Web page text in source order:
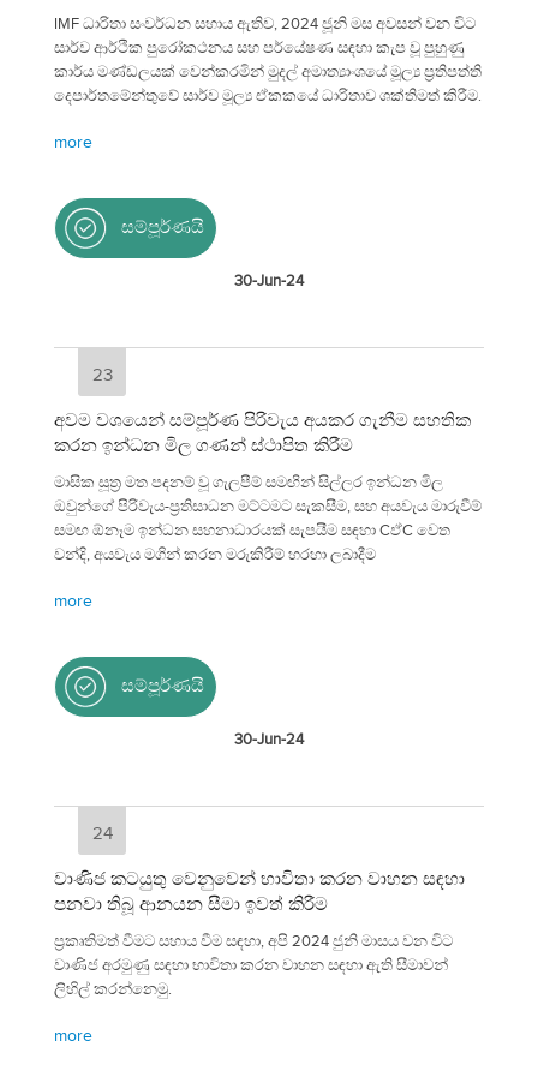
IMF ධාරිතා සංවර්ධන සහාය ඇතිව, 2024 ජූනි මස අවසන් වන විට
සාර්ව ආර්ථික පුරෝකථනය සහ පර්යේෂණ සඳහා කැප වූ පුහුණු
කාර්ය මණ්ඩලයක් වෙන්කරමින් මුදල් අමාත්‍යාංශයේ මූල්‍ය ප්‍රතිපත්ති
දෙපාර්තමේන්තුවේ සාර්ව මූල්‍ය ඒකකයේ ධාරිතාව ශක්තිමත් කිරීම.
more
සම්පූර්ණයි
30-Jun-24
23
අවම වශයෙන් සම්පූර්ණ පිරිවැය අයකර ගැනීම සහතික
කරන ඉන්ධන මිල ගණන් ස්ථාපිත කිරීම
මාසික සූත්‍ර මත පදනම් වූ ගැලපීම් සමඟින් සිල්ලර ඉන්ධන මිල
ඔවුන්ගේ පිරිවැය-ප්‍රතිසාධන මට්ටමට සැකසීම, සහ අයවැය මාරුවීම්
සමඟ ඕනෑම ඉන්ධන සහනාධාරයක් සැපයීම සඳහා Cඵ්C වෙත
වන්දි, අයවැය මගින් කරන මරුකිරීම් හරහා ලබාදීම
more
සම්පූර්ණයි
30-Jun-24
24
වාණිජ කටයුතු වෙනුවෙන් භාවිතා කරන වාහන සඳහා
පනවා තිබූ ආනයන සීමා ඉවත් කිරීම
ප්‍රකෘතිමත් වීමට සහාය වීම සඳහා, අපි 2024 ජුනි මාසය වන විට
වාණිජ අරමුණු සඳහා භාවිතා කරන වාහන සඳහා ඇති සීමාවන්
ලිහිල් කරන්නෙමු.
more